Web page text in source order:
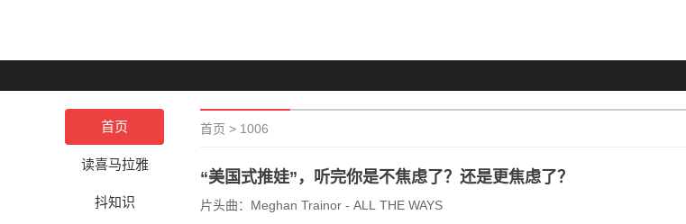
首页
读喜马拉雅
抖知识
首页 > 1006
“美国式推娃”，听完你是不焦虑了？还是更焦虑了？
片头曲：Meghan Trainor - ALL THE WAYS